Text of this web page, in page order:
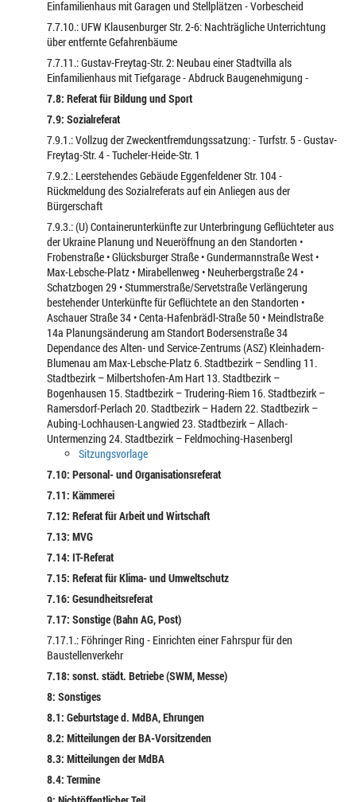
Einfamilienhaus mit Garagen und Stellplätzen - Vorbescheid
7.7.10.: UFW Klausenburger Str. 2-6: Nachträgliche Unterrichtung
über entfernte Gefahrenbäume
7.7.11.: Gustav-Freytag-Str. 2: Neubau einer Stadtvilla als
Einfamilienhaus mit Tiefgarage - Abdruck Baugenehmigung -
7.8: Referat für Bildung und Sport
7.9: Sozialreferat
7.9.1.: Vollzug der Zweckentfremdungssatzung: - Turfstr. 5 - Gustav-
Freytag-Str. 4 - Tucheler-Heide-Str. 1
7.9.2.: Leerstehendes Gebäude Eggenfeldener Str. 104 -
Rückmeldung des Sozialreferats auf ein Anliegen aus der
Bürgerschaft
7.9.3.: (U) Containerunterkünfte zur Unterbringung Geflüchteter aus
der Ukraine Planung und Neueröffnung an den Standorten •
Frobenstraße • Glücksburger Straße • Gundermannstraße West •
Max-Lebsche-Platz • Mirabellenweg • Neuherbergstraße 24 •
Schatzbogen 29 • Stummerstraße/Servetstraße Verlängerung
bestehender Unterkünfte für Geflüchtete an den Standorten •
Aschauer Straße 34 • Centa-Hafenbrädl-Straße 50 • Meindlstraße
14a Planungsänderung am Standort Bodersenstraße 34
Dependance des Alten- und Service-Zentrums (ASZ) Kleinhadern-
Blumenau am Max-Lebsche-Platz 6. Stadtbezirk – Sendling 11.
Stadtbezirk – Milbertshofen-Am Hart 13. Stadtbezirk –
Bogenhausen 15. Stadtbezirk – Trudering-Riem 16. Stadtbezirk –
Ramersdorf-Perlach 20. Stadtbezirk – Hadern 22. Stadtbezirk –
Aubing-Lochhausen-Langwied 23. Stadtbezirk – Allach-
Untermenzing 24. Stadtbezirk – Feldmoching-Hasenbergl
Sitzungsvorlage
7.10: Personal- und Organisationsreferat
7.11: Kämmerei
7.12: Referat für Arbeit und Wirtschaft
7.13: MVG
7.14: IT-Referat
7.15: Referat für Klima- und Umweltschutz
7.16: Gesundheitsreferat
7.17: Sonstige (Bahn AG, Post)
7.17.1.: Föhringer Ring - Einrichten einer Fahrspur für den
Baustellenverkehr
7.18: sonst. städt. Betriebe (SWM, Messe)
8: Sonstiges
8.1: Geburtstage d. MdBA, Ehrungen
8.2: Mitteilungen der BA-Vorsitzenden
8.3: Mitteilungen der MdBA
8.4: Termine